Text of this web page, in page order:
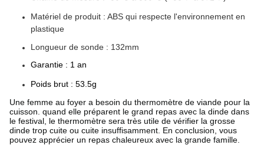
Matériel de produit : ABS qui respecte l'environnement en
plastique
Longueur de sonde : 132mm
Garantie : 1 an
Poids brut : 53.5g
Une femme au foyer a besoin du thermomètre de viande pour la
cuisson. quand elle préparent le grand repas avec la dinde dans
le festival, le thermomètre sera très utile de vérifier la grosse
dinde trop cuite ou cuite insuffisamment. En conclusion, vous
pouvez apprécier un repas chaleureux avec la grande famille.